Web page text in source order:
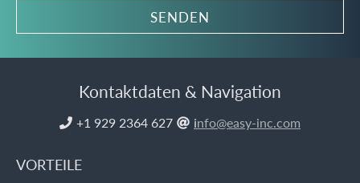
Kontaktdaten & Navigation
 +1 929 2364 627  info@easy-inc.com
VORTEILE